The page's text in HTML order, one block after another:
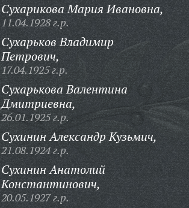
Сухарикова Мария Ивановна,
11.04.1928 г.р.
Сухарьков Владимир
Петрович,
17.04.1925 г.р.
Сухарькова Валентина
Дмитриевна,
26.01.1925 г.р.
Сухинин Александр Кузьмич,
21.08.1924 г.р.
Сухинин Анатолий
Константинович,
20.05.1927 г.р.